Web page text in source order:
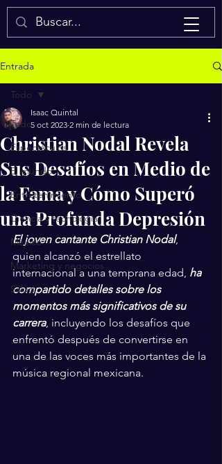
Isaac Quintal
Entrada
Todo
Espectáculos
El mundo
Entretenimiento
Ciencia y tecnología
México
Marketing y negocios
Salud
Todo
Christian Nodal Revela
Sus Desafíos en Medio de
la Fama y Cómo Superó
una Profunda Depresión
Isaac Quintal
5 oct 2023 2 min de lectura
El joven cantante Christian Nodal,
quien alcanzó el estrellato
internacional a una temprana edad, ha
compartido detalles sobre los
momentos más significativos de su
carrera, incluyendo los desafíos que
enfrentó después de convertirse en
una de las voces más importantes de la
música regional mexicana.